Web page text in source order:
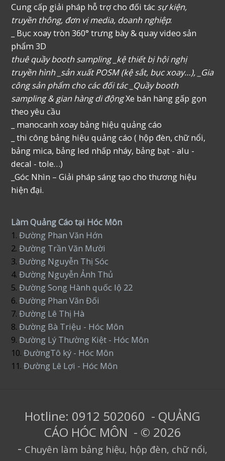
Cung cấp giải pháp hỗ trợ cho đối tác sự kiện,
truyền thông, đơn vị media, doanh nghiệp:
_ Bục xoay tròn 360° trưng bày & quay video sản
phẩm 3D
thuê quầy booth sampling _kệ thiết bị hội nghị
truyền hình _sản xuất POSM (kệ sắt, bục xoay…), _Gia
công sản phẩm cho các đối tác _Quầy booth
sampling & gian hàng di độngXe bán hàng gấp gọn
theo yêu cầu
_ manocanh xoay bảng hiệu quảng cáo
_ thi công bảng hiệu quảng cáo ( hộp đèn, chữ nổi,
bảng mica, bảng led nhấp nháy, bảng bạt - alu -
decal - tole…)
_Góc Nhìn – Giải pháp sáng tạo cho thương hiệu
hiện đại.
Làm Quảng Cáo tại Hóc Môn
1.Đường Phan Văn Hớn
2.Đường Trần Văn Mười
3.Đường Nguyễn Thị Sóc
4. Đường Nguyễn Ảnh Thủ
5.Đường Song Hành quốc lộ 22
6.Đường Phan Văn Đối
7. Đường Lê Thị Hà
8.Đường Bà Triệu - Hóc Môn
9.Đường Lý Thường Kiệt - Hóc Môn
10.ĐườngTô ký - Hóc Môn
11.Đường Lê Lợi - Hóc Môn
Hotline: 0912 502060 - QUẢNG
CÁO HÓC MÔN - © 2026
- Chuyên làm bảng hiệu, hộp đèn, chữ nổi,